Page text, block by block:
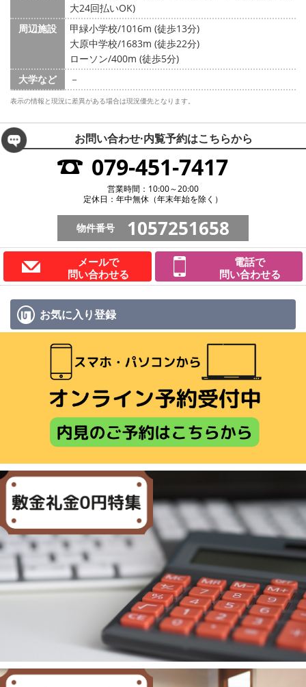
大24回払いOK)
周辺施設
甲緑小学校/1016m (徒歩13分)
大原中学校/1683m (徒歩22分)
ローソン/400m (徒歩5分)
大学など
－
表示の情報と現況に差異がある場合は現況優先となります。
お問い合わせ·内覧予約はこちらから
079-451-7417
営業時間：10:00～20:00
定休日：年中無休（年末年始を除く）
物件番号 1057251658
メールで
問い合わせる
電話で
問い合わせる
お気に入り登録